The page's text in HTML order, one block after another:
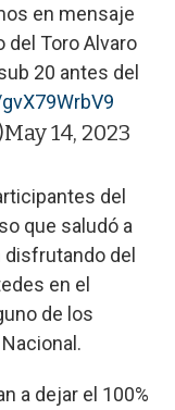
en mensaje
del Toro Alvaro
20 antes del
May 14, 2023
del
que saludó a
del
en el
de los
a dejar el 100%